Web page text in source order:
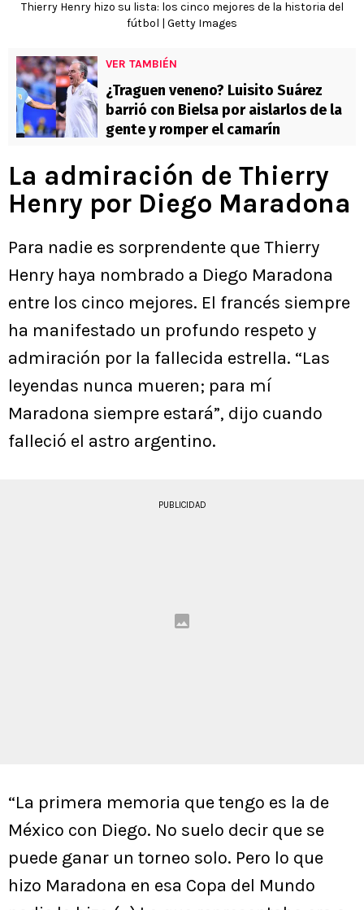
Thierry Henry hizo su lista: los cinco mejores de la historia del
fútbol | Getty Images
VER TAMBIÉN
¿Traguen veneno? Luisito Suárez
barrió con Bielsa por aislarlos de la
gente y romper el camarín
La admiración de Thierry
Henry por Diego Maradona
Para nadie es sorprendente que Thierry
Henry haya nombrado a Diego Maradona
entre los cinco mejores. El francés siempre
ha manifestado un profundo respeto y
admiración por la fallecida estrella. “Las
leyendas nunca mueren; para mí
Maradona siempre estará”, dijo cuando
falleció el astro argentino.
PUBLICIDAD
“La primera memoria que tengo es la de
México con Diego. No suelo decir que se
puede ganar un torneo solo. Pero lo que
hizo Maradona en esa Copa del Mundo